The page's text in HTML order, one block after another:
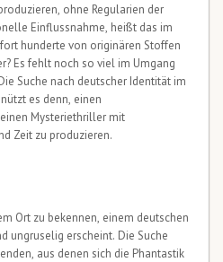
ohne Regularien der
Einflussnahme, heißt das im
hunderte von originären Stoffen
Es fehlt noch so viel im Umgang
Suche nach deutscher Identität im
es denn, einen
Mysteriethriller mit
Zeit zu produzieren.
Ort zu bekennen, einem deutschen
ungruselig erscheint. Die Suche
aus denen sich die Phantastik